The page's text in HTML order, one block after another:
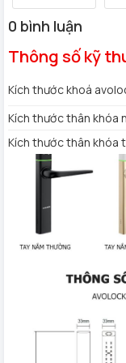
Tính Năng An Toàn
0 bình luận
Thông số kỹ
Kích thước khoá
Kích thước thân khóa
Kích thước thân khóa